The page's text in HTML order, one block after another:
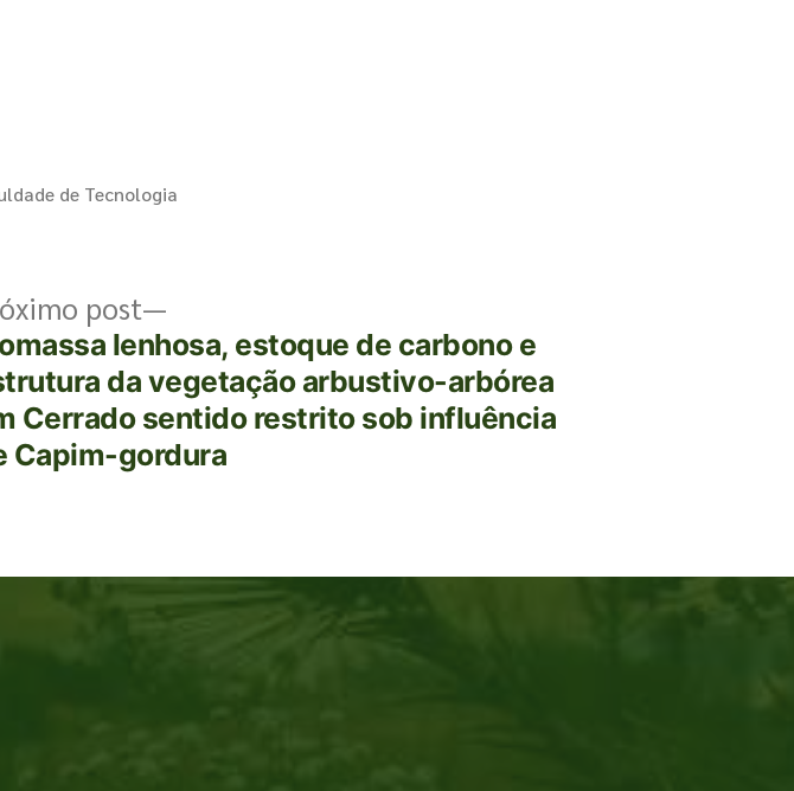
de Tecnologia
post
lenhosa, estoque de carbono e
da vegetação arbustivo-arbórea
Cerrado sentido restrito sob influência
Capim-gordura